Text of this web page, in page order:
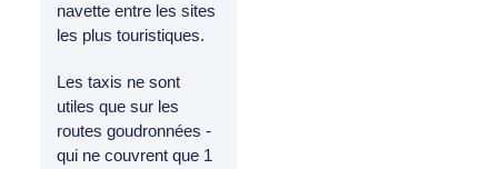
navette entre les sites
les plus touristiques.
Les taxis ne sont
utiles que sur les
routes goudronnées -
qui ne couvrent que 1